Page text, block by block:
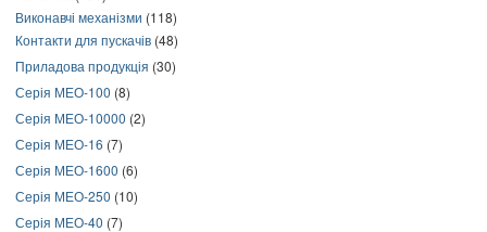
Виконавчі механізми (118)
Контакти для пускачів (48)
Приладова продукція (30)
Серія МЕО-100 (8)
Серія МЕО-10000 (2)
Серія МЕО-16 (7)
Серія МЕО-1600 (6)
Серія МЕО-250 (10)
Серія МЕО-40 (7)